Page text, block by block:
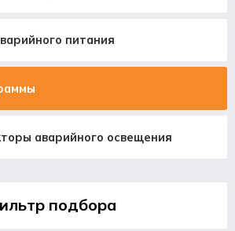
питания
аварийного освещения
подбора